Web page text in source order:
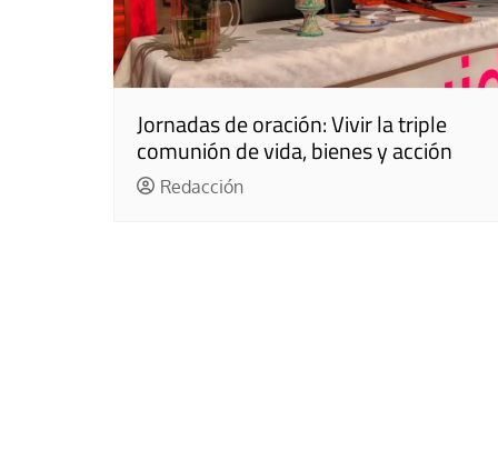
Jornadas de oración: Vivir la triple
comunión de vida, bienes y acción
Redacción